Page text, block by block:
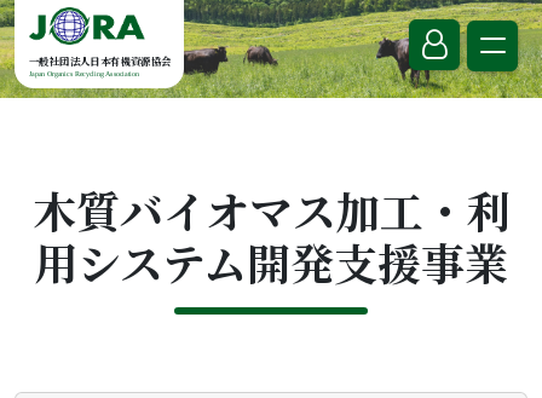
Skip to content
一般社団法人日本有機資源協会
Japan Organics Recycling Association
木質バイオマス加工・利
用システム開発支援事業